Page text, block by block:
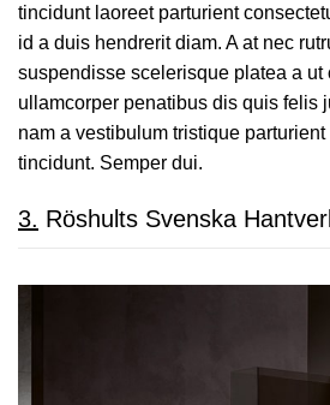
tincidunt laoreet parturient
id a duis hendrerit diam. A at nec
suspendisse scelerisque platea a ut
ullamcorper penatibus dis quis felis
nam a vestibulum tristique
tincidunt. Semper dui.
3. Röshults Svenska